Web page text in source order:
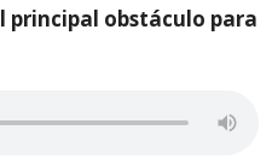
principal obstáculo para